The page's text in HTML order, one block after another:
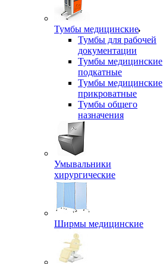
Тумбы медицинские
Тумбы для рабочей
документации
Тумбы медицинские
подкатные
Тумбы медицинские
прикроватные
Тумбы общего
назначения
Умывальники
хирургические
Ширмы медицинские